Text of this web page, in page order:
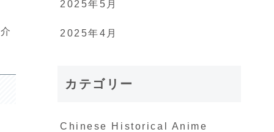
2025年5月
2025年4月
カテゴリー
Chinese Historical Anime